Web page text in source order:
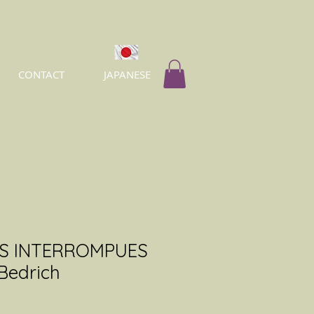
CONTACT JAPANESE
INTERROMPUES